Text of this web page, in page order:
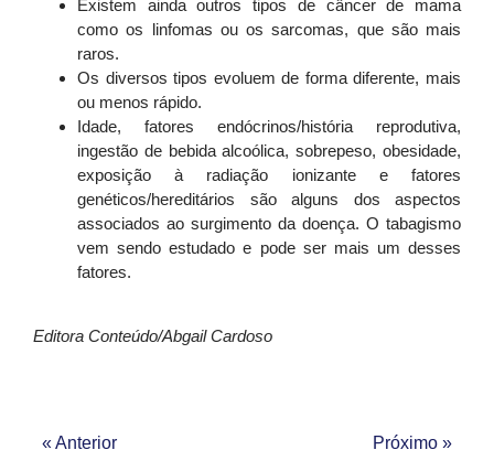
Existem ainda outros tipos de câncer de mama
como os linfomas ou os sarcomas, que são mais
raros.
Os diversos tipos evoluem de forma diferente, mais
ou menos rápido.
Idade, fatores endócrinos/história reprodutiva,
ingestão de bebida alcoólica, sobrepeso, obesidade,
exposição à radiação ionizante e fatores
genéticos/hereditários são alguns dos aspectos
associados ao surgimento da doença. O tabagismo
vem sendo estudado e pode ser mais um desses
fatores.
Editora Conteúdo/Abgail Cardoso
« Anterior Próximo »